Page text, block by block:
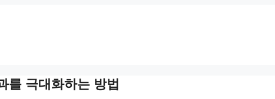
를 극대화하는 방법